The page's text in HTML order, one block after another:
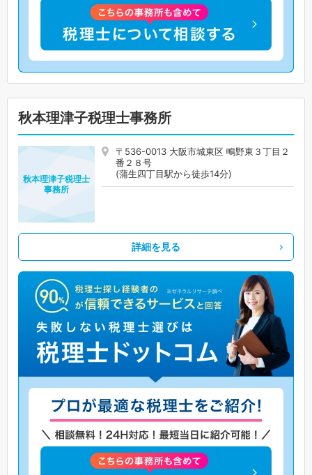
秋本理津子税理士事務所
〒536-0013 大阪市城東区 鴫野東３丁目２
番２８号
(蒲生四丁目駅から徒歩14分)
秋本理津子税理士
事務所
詳細を見る